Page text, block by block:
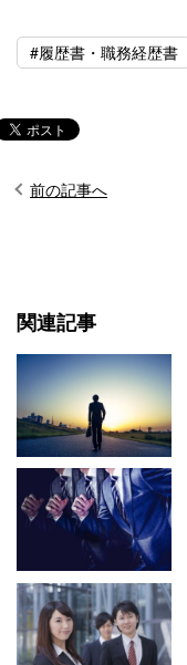
#履歴書・職務経歴書
前の記事へ
関連記事